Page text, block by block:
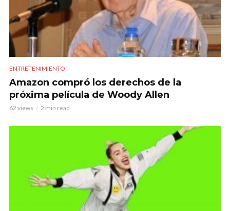
ENTRETENIMIENTO
Amazon compró los derechos de la
próxima película de Woody Allen
62 views 2 min read